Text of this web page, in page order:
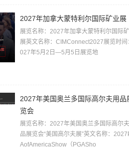
2027年加拿大蒙特利尔国际矿业展
展览名称：2027年加拿大蒙特利尔国际
展英文名称：CIMConnect2027展览时间
027年5月2日—5月5日展览地
2027年美国奥兰多国际高尔夫用品
览会
展览名称：2027年美国奥兰多国际高尔
品展览会“美国高尔夫展”英文名称：
AofAmericaShow（PGASho